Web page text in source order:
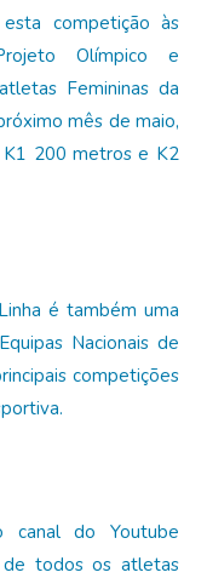
competição às
Olímpico e
Femininas da
mês de maio,
200 metros e K2
é também uma
Nacionais de
competições
canal do Youtube
de todos os atletas